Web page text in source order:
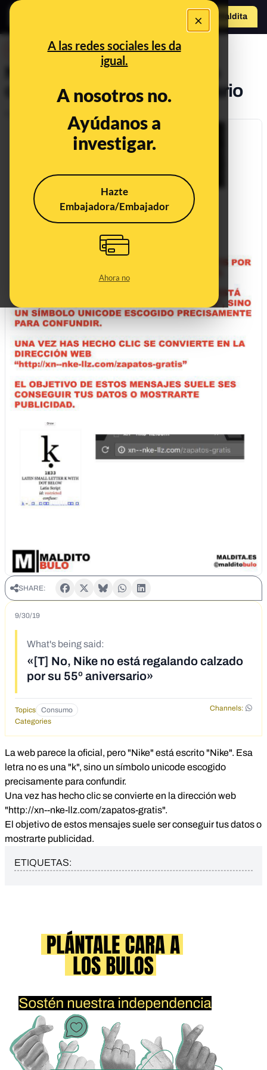
×
A las redes sociales les da
igual.
A nosotros no.
Ayúdanos a
investigar.
Hazte
Embajadora/Embajador
Ahora no
Hazte Maldita
No, Nike no está regalando
calzado por su 55º aniversario
Feb 7, 2018, 10:20:00 AM
SHARE:
9/30/19
What's being said:
«[T] No, Nike no está regalando calzado
por su 55º aniversario»
Topics Consumo
Channels:
Categories
La web parece la oficial, pero "Nike" está escrito "Nike". Esa
letra no es una "k", sino un símbolo unicode escogido
precisamente para confundir.
Una vez has hecho clic se convierte en la dirección web
"http://xn--nke-llz.com/zapatos-gratis".
El objetivo de estos mensajes suele ser conseguir tus datos o
mostrarte publicidad.
ETIQUETAS: